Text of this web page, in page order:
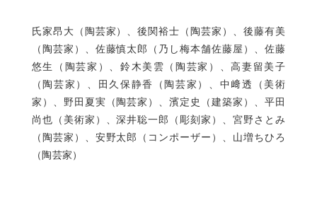
氏家昂大（陶芸家）、後関裕士（陶芸家）、後藤有美
（陶芸家）、佐藤慎太郎（乃し梅本舗佐藤屋）、佐藤
悠生（陶芸家）、鈴木美雲（陶芸家）、高妻留美子
（陶芸家）、田久保静香（陶芸家）、中﨑透（美術
家）、野田夏実（陶芸家）、濱定史（建築家）、平田
尚也（美術家）、深井聡一郎（彫刻家）、宮野さとみ
（陶芸家）、安野太郎（コンポーザー）、山増ちひろ
（陶芸家）